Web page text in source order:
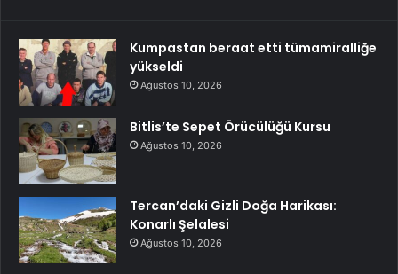
Kumpastan beraat etti tümamiralliğe
yükseldi
Ağustos 10, 2026
Bitlis’te Sepet Örücülüğü Kursu
Ağustos 10, 2026
Tercan’daki Gizli Doğa Harikası:
Konarlı Şelalesi
Ağustos 10, 2026